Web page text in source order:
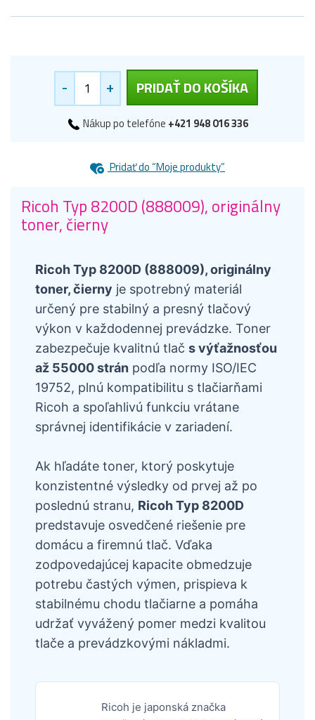
- + PRIDAŤ DO KOŠÍKA
Nákup po telefóne +421 948 016 336
Pridať do “Moje produkty”
Ricoh Typ 8200D (888009), originálny
toner, čierny
Ricoh Typ 8200D (888009), originálny
toner, čierny je spotrebný materiál
určený pre stabilný a presný tlačový
výkon v každodennej prevádzke. Toner
zabezpečuje kvalitnú tlač s výťažnosťou
až 55000 strán podľa normy ISO/IEC
19752, plnú kompatibilitu s tlačiarňami
Ricoh a spoľahlivú funkciu vrátane
správnej identifikácie v zariadení.
Ak hľadáte toner, ktorý poskytuje
konzistentné výsledky od prvej až po
poslednú stranu, Ricoh Typ 8200D
predstavuje osvedčené riešenie pre
domácu a firemnú tlač. Vďaka
zodpovedajúcej kapacite obmedzuje
potrebu častých výmen, prispieva k
stabilnému chodu tlačiarne a pomáha
udržať vyvážený pomer medzi kvalitou
tlače a prevádzkovými nákladmi.
Ricoh je japonská značka